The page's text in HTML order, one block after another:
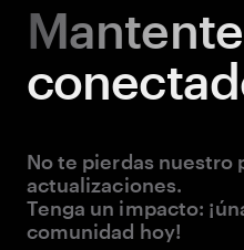
Mantente
No te pierdas nuestro
actualizaciones.
Tenga un impacto:
comunidad hoy!